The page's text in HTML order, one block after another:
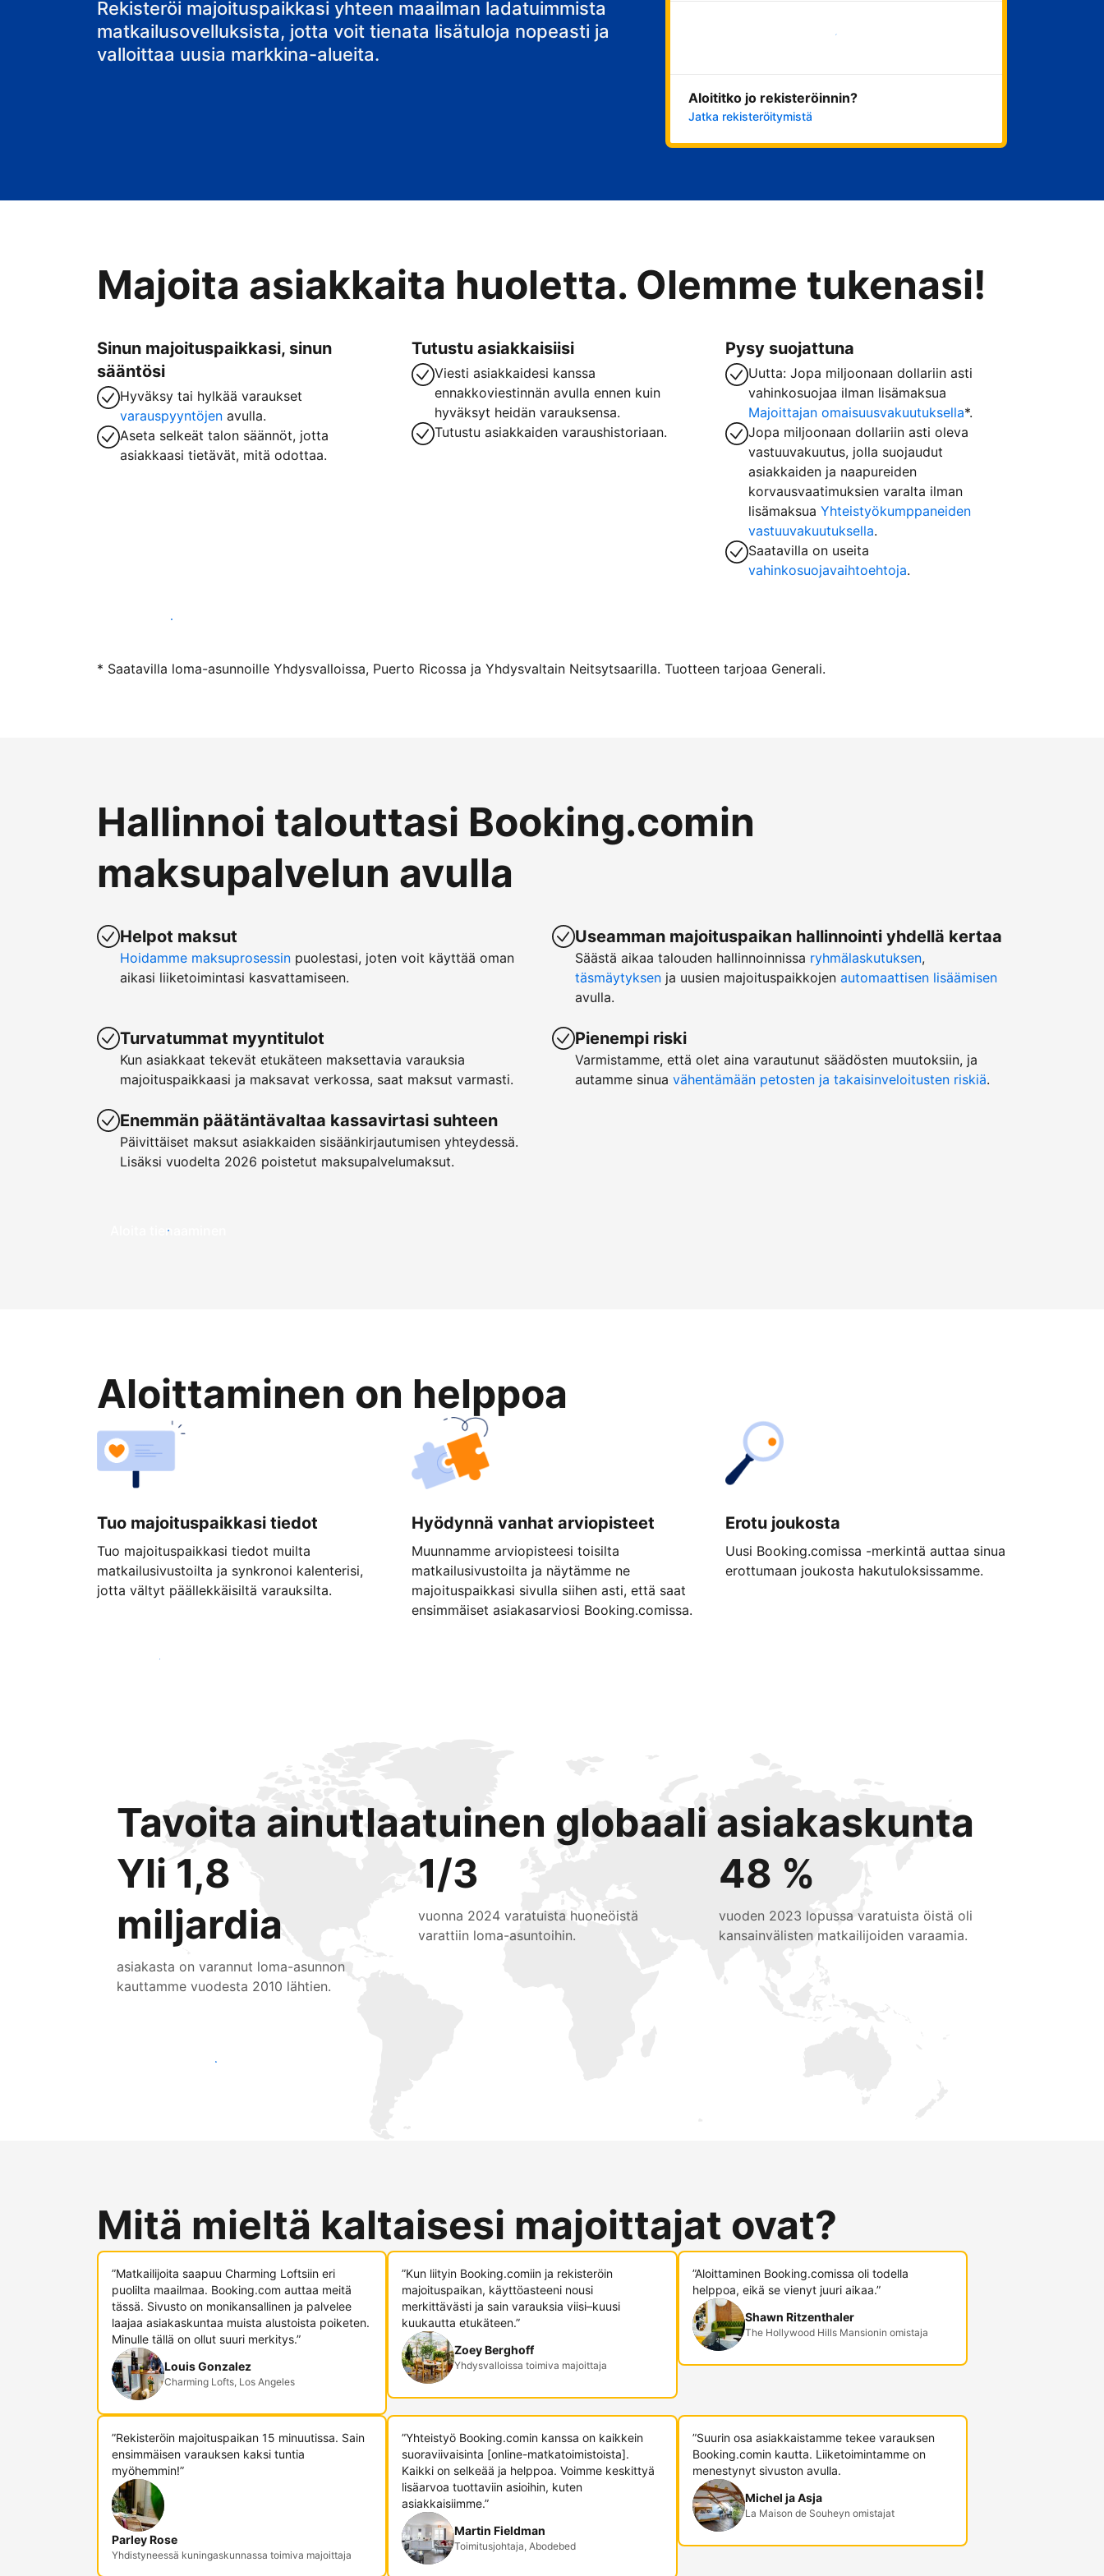
Rekisteröi majoituspaikkasi yhteen maailman ladatuimmista
matkailusovelluksista, jotta voit tienata lisätuloja nopeasti ja
valloittaa uusia markkina-alueita.
Aloita nyt
Aloititko jo rekisteröinnin?
Jatka rekisteröitymistä
Majoita asiakkaita huoletta. Olemme tukenasi!
Sinun majoituspaikkasi, sinun
sääntösi
Hyväksy tai hylkää varaukset
varauspyyntöjen avulla.
Aseta selkeät talon säännöt, jotta
asiakkaasi tietävät, mitä odottaa.
Tutustu asiakkaisiisi
Viesti asiakkaidesi kanssa
ennakkoviestinnän avulla ennen kuin
hyväksyt heidän varauksensa.
Tutustu asiakkaiden varaushistoriaan.
Pysy suojattuna
Uutta: Jopa miljoonaan dollariin asti
vahinkosuojaa ilman lisämaksua
Majoittajan omaisuusvakuutuksella*.
Jopa miljoonaan dollariin asti oleva
vastuuvakuutus, jolla suojaudut
asiakkaiden ja naapureiden
korvausvaatimuksien varalta ilman
lisämaksuaYhteistyökumppaneiden
vastuuvakuutuksella.
Saatavilla on useita
vahinkosuojavaihtoehtoja.
Ryhdy majoittajaksi
* Saatavilla loma-asunnoille Yhdysvalloissa, Puerto Ricossa ja Yhdysvaltain Neitsytsaarilla. Tuotteen tarjoaa Generali.
Hallinnoi talouttasi Booking.comin
maksupalvelun avulla
Helpot maksut
Hoidamme maksuprosessin puolestasi, joten voit käyttää oman
aikasi liiketoimintasi kasvattamiseen.
Turvatummat myyntitulot
Kun asiakkaat tekevät etukäteen maksettavia varauksia
majoituspaikkaasi ja maksavat verkossa, saat maksut varmasti.
Enemmän päätäntävaltaa kassavirtasi suhteen
Päivittäiset maksut asiakkaiden sisäänkirjautumisen yhteydessä.
Lisäksi vuodelta 2026 poistetut maksupalvelumaksut.
Useamman majoituspaikan hallinnointi yhdellä kertaa
Säästä aikaa talouden hallinnoinnissa ryhmälaskutuksen,
täsmäytyksen ja uusien majoituspaikkojen automaattisen lisäämisen
avulla.
Pienempi riski
Varmistamme, että olet aina varautunut säädösten muutoksiin, ja
autamme sinua vähentämään petosten ja takaisinveloitusten riskiä.
Aloita tienaaminen
Aloittaminen on helppoa
Tuo majoituspaikkasi tiedot
Tuo majoituspaikkasi tiedot muilta
matkailusivustoilta ja synkronoi kalenterisi,
jotta vältyt päällekkäisiltä varauksilta.
Hyödynnä vanhat arviopisteet
Muunnamme arviopisteesi toisilta
matkailusivustoilta ja näytämme ne
majoituspaikkasi sivulla siihen asti, että saat
ensimmäiset asiakasarviosi Booking.comissa.
Erotu joukosta
Uusi Booking.comissa -merkintä auttaa sinua
erottumaan joukosta hakutuloksissamme.
Aloita jo tänään
Tavoita ainutlaatuinen globaali asiakaskunta
Yli 1,8
miljardia
asiakasta on varannut loma-asunnon
kauttamme vuodesta 2010 lähtien.
1/3
vuonna 2024 varatuista huoneöistä
varattiin loma-asuntoihin.
48 %
vuoden 2023 lopussa varatuista öistä oli
kansainvälisten matkailijoiden varaamia.
Tavoita uusia asiakkaita jo tänään
Mitä mieltä kaltaisesi majoittajat ovat?
”Matkailijoita saapuu Charming Loftsiin eri
puolilta maailmaa. Booking.com auttaa meitä
tässä. Sivusto on monikansallinen ja palvelee
laajaa asiakaskuntaa muista alustoista poiketen.
Minulle tällä on ollut suuri merkitys.”
Louis Gonzalez
Charming Lofts, Los Angeles
”Kun liityin Booking.comiin ja rekisteröin
majoituspaikan, käyttöasteeni nousi
merkittävästi ja sain varauksia viisi–kuusi
kuukautta etukäteen.”
Zoey Berghoff
Yhdysvalloissa toimiva majoittaja
”Aloittaminen Booking.comissa oli todella
helppoa, eikä se vienyt juuri aikaa.”
Shawn Ritzenthaler
The Hollywood Hills Mansionin omistaja
”Rekisteröin majoituspaikan 15 minuutissa. Sain
ensimmäisen varauksen kaksi tuntia
myöhemmin!”
Parley Rose
Yhdistyneessä kuningaskunnassa toimiva majoittaja
”Yhteistyö Booking.comin kanssa on kaikkein
suoraviivaisinta [online-matkatoimistoista].
Kaikki on selkeää ja helppoa. Voimme keskittyä
lisäarvoa tuottaviin asioihin, kuten
asiakkaisiimme.”
Martin Fieldman
Toimitusjohtaja, Abodebed
”Suurin osa asiakkaistamme tekee varauksen
Booking.comin kautta. Liiketoimintamme on
menestynyt sivuston avulla.
Michel ja Asja
La Maison de Souheyn omistajat